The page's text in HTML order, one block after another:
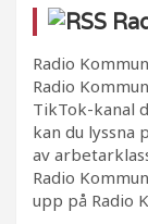
Radio
Radio
TikTok-kanal
kan du lyssna
av
Radio
upp på Radio